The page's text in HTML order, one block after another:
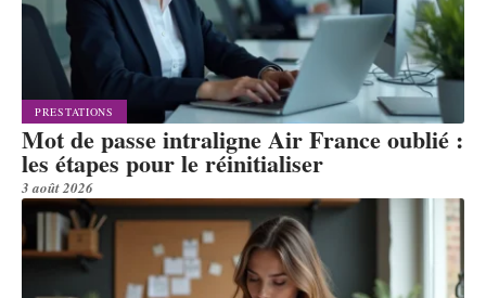
PRESTATIONS
Mot de passe intraligne Air France oublié :
les étapes pour le réinitialiser
3 août 2026